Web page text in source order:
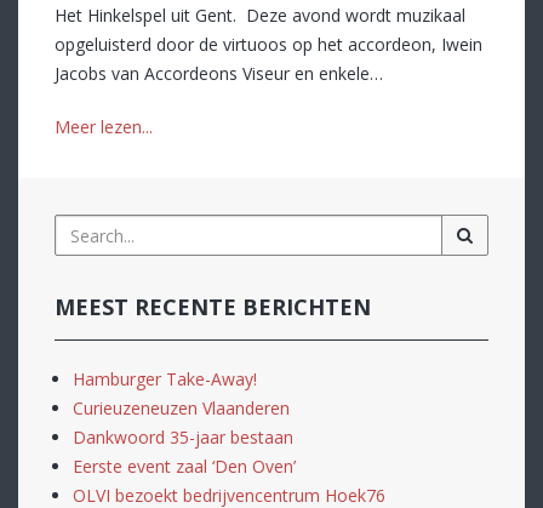
Het Hinkelspel uit Gent. Deze avond wordt muzikaal
opgeluisterd door de virtuoos op het accordeon, Iwein
Jacobs van Accordeons Viseur en enkele…
Meer lezen...
MEEST RECENTE BERICHTEN
Hamburger Take-Away!
Curieuzeneuzen Vlaanderen
Dankwoord 35-jaar bestaan
Eerste event zaal ‘Den Oven’
OLVI bezoekt bedrijvencentrum Hoek76